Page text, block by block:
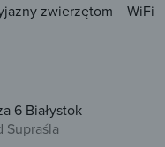
zwierzętom
WiFi
6 Białystok
Supraśla